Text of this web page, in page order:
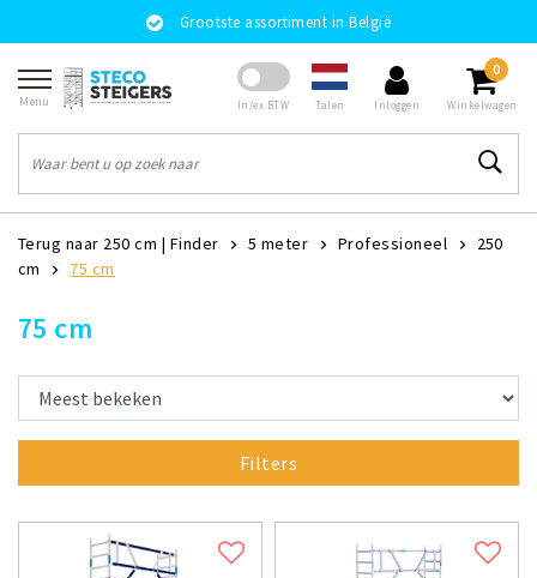
Grootste assortiment in België
Menu In/ex BTW Talen Inloggen
0
Winkelwagen
Terug naar 250 cm | Finder 5 meter Professioneel
250
cm
75 cm
75 cm
Filters